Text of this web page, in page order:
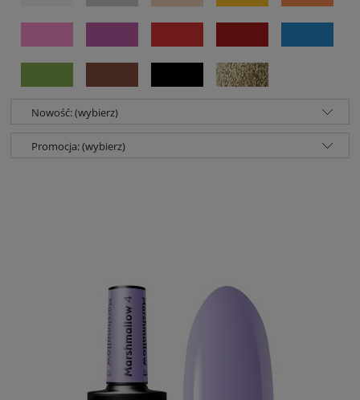
Nowość: (wybierz)
Promocja: (wybierz)